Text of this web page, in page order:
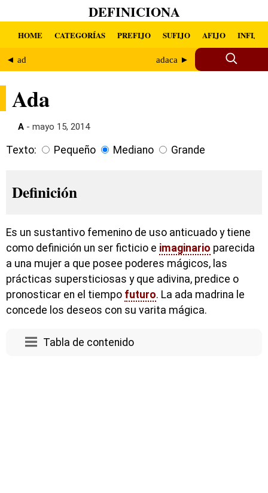
DEFINICIONA
HOME CATEGORÍAS PREFIJO SUFIJO AFIJO INFIJO
◄ ad adaca ►
Ada
A - mayo 15, 2014
Texto: Pequeño Mediano Grande
Definición
Es un sustantivo femenino de uso anticuado y tiene
como definición un ser ficticio e imaginario parecida
a una mujer a que posee poderes mágicos, las
prácticas supersticiosas y que adivina, predice o
pronosticar en el tiempo futuro. La ada madrina le
concede los deseos con su varita mágica.
Tabla de contenido